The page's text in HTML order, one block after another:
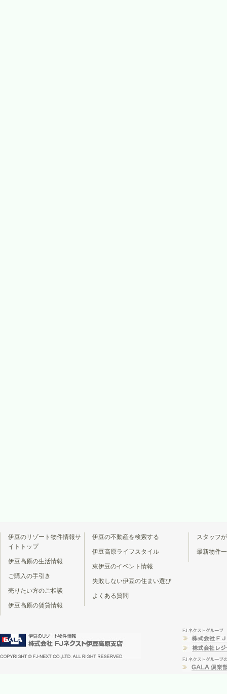
伊豆のリゾート物件情報サ
イトトップ
伊豆高原の生活情報
ご購入の手引き
売りたい方のご相談
伊豆高原の賃貸情報
伊豆の不動産を検索する
伊豆高原ライフスタイル
東伊豆のイベント情報
失敗しない伊豆の住まい選び
よくある質問
スタッフ
最新物件